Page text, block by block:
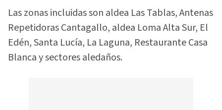
Las zonas incluidas son aldea Las Tablas, Antenas
Repetidoras Cantagallo, aldea Loma Alta Sur, El
Edén, Santa Lucía, La Laguna, Restaurante Casa
Blanca y sectores aledaños.